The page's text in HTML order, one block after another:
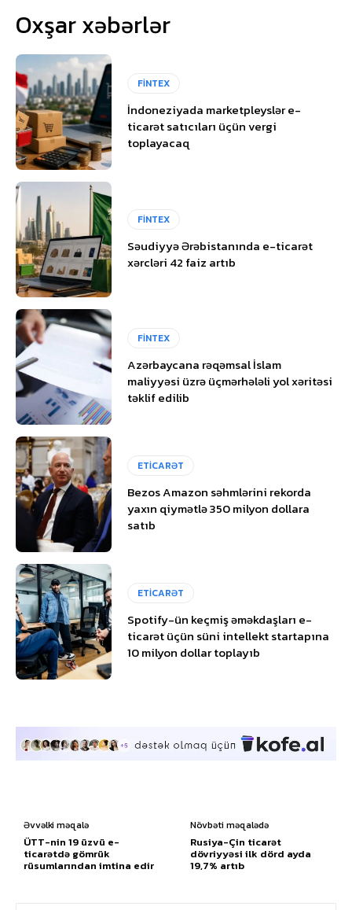
Oxşar xəbərlər
FİNTEX
İndoneziyada marketpleyslər e-
ticarət satıcıları üçün vergi
toplayacaq
FİNTEX
Səudiyyə Ərəbistanında e-ticarət
xərcləri 42 faiz artıb
FİNTEX
Azərbaycana rəqəmsal İslam
maliyyəsi üzrə üçmərhələli yol xəritəsi
təklif edilib
ETİCARƏT
Bezos Amazon səhmlərini rekorda
yaxın qiymətlə 350 milyon dollara
satıb
ETİCARƏT
Spotify-ün keçmiş əməkdaşları e-
ticarət üçün süni intellekt startapına
10 milyon dollar toplayıb
Əvvəlki məqalə
ÜTT-nin 19 üzvü e-
ticarətdə gömrük
rüsumlarından imtina edir
Növbəti məqalədə
Rusiya-Çin ticarət
dövriyyəsi ilk dörd ayda
19,7% artıb